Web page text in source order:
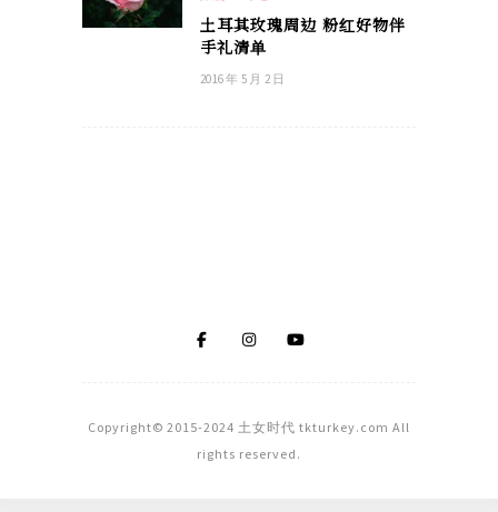
土耳其玫瑰周边 粉红好物伴
手礼清单
2016 年 5 月 2 日
Copyright© 2015-2024 土女时代 tkturkey.com All
rights reserved.